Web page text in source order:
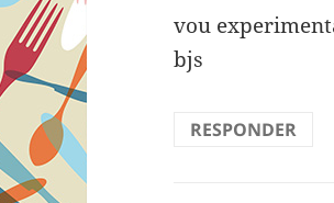
vou
bjs
RESPONDER